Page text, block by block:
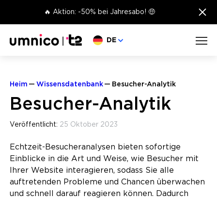
🔥 Aktion: -50% bei Jahresabo! 🤑 ×
Sprache wählen
DE
Heim Wissensdatenbank Besucher-Analytik
Besucher-Analytik
Veröffentlicht: 25 Oktober 2023
Echtzeit-Besucheranalysen bieten sofortige
Einblicke in die Art und Weise, wie Besucher mit
Ihrer Website interagieren, sodass Sie alle
auftretenden Probleme und Chancen überwachen
und schnell darauf reagieren können. Dadurch